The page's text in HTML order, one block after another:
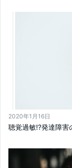
2020年1月16日
聴覚過敏!?発達障